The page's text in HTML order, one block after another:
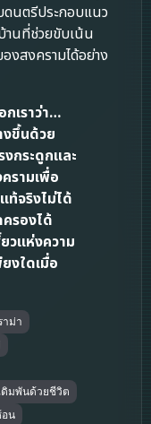
นตรีประกอบแนว
านที่ช่วยขับเน้น
งสงครามได้อย่าง
เราว่า…
ขึ้นด้วย
กระดูกและ
รามเพื่อ
ท้จริงไม่ได้
รองได้
วแห่งความ
งใดเมื่อ
าม่า
ดิมพันด้วยชีวิต
น